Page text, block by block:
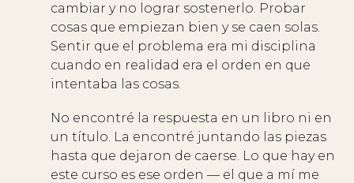
cambiar y no lograr sostenerlo. Probar
cosas que empiezan bien y se caen solas.
Sentir que el problema era mi disciplina
cuando en realidad era el orden en que
intentaba las cosas.
No encontré la respuesta en un libro ni en
un título. La encontré juntando las piezas
hasta que dejaron de caerse. Lo que hay en
este curso es ese orden — el que a mí me